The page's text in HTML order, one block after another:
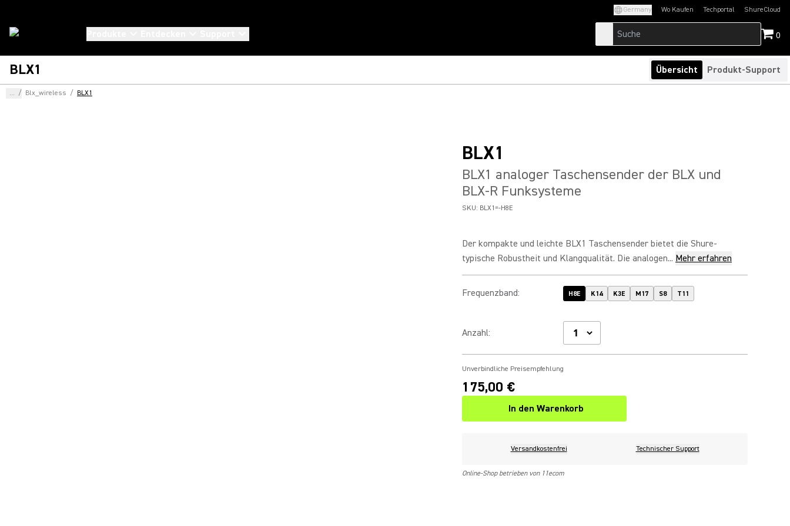
Germany Wo Kaufen Techportal
(Opens in a new tab)ShureCloud
(Opens in a new
0
BLX1 Übersicht Produkt-Support
... / Blx_wireless / BLX1
BLX1
BLX1 analoger Taschensender der BLX und
BLX-R Funksysteme
SKU: BLX1=-H8E
Der kompakte und leichte BLX1 Taschensender bietet die Shure-
typische Robustheit und Klangqualität. Die analogen... Mehr erfahren
Frequenzband: H8E K14 K3E M17 S8 T11
Anzahl:
Unverbindliche Preisempfehlung
175,00 €
In den Warenkorb
Versandkostenfrei Technischer Support
Online-Shop betrieben von 11ecom